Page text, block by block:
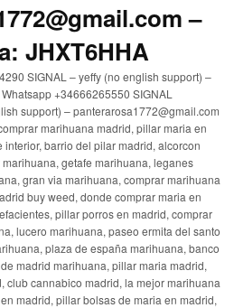
–
JHXT6HHA
SIGNAL – yeffy (no english support) –
+34666265550 SIGNAL
support) – panterarosa1772@gmail.com
marihuana madrid, pillar maria en
barrio del pilar madrid, alcorcon
getafe marihuana, leganes
gran via marihuana, comprar marihuana
buy weed, donde comprar maria en
pillar porros en madrid, comprar
lucero marihuana, paseo ermita del santo
plaza de españa marihuana, banco
madrid marihuana, pillar maria madrid,
club cannabico madrid, la mejor marihuana
madrid, pillar bolsas de maria en madrid,